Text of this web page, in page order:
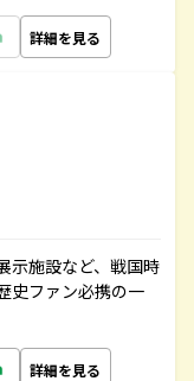
詳細を見る
示施設など、戦国時
史ファン必携の一
詳細を見る